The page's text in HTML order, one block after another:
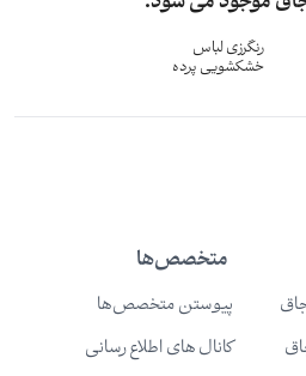
رنگرزی لباس
خشکشویی پرده
متخصص‌ها
پیوستن متخصص‌ها
کانال های اطلاع رسانی